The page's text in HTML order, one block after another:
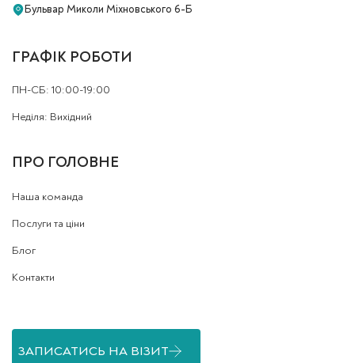
Бульвар Миколи Міхновського 6-Б
ГРАФІК РОБОТИ
ПН-СБ: 10:00-19:00
Неділя: Вихідний
ПРО ГОЛОВНЕ
Наша команда
Послуги та ціни
Блог
Контакти
ЗАПИСАТИСЬ НА ВІЗИТ